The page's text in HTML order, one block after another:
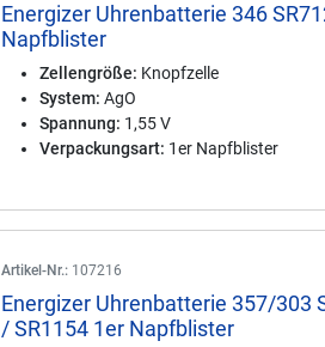
Energizer Uhrenbatterie 346
Napfblister
Zellengröße: Knopfzelle
System: AgO
Spannung: 1,55 V
Verpackungsart: 1er Napfblister
Artikel-Nr.: 107216
Energizer Uhrenbatterie 357/303
/ SR1154 1er Napfblister